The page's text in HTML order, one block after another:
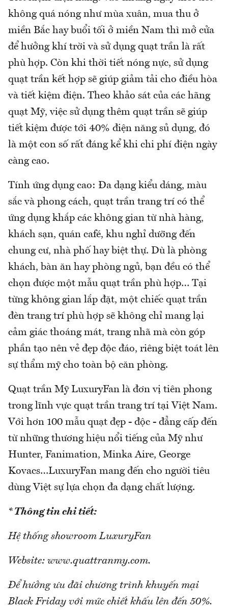
không quá nóng như mùa xuân, mua thu ở
miền Bắc hay buổi tối ở miền Nam thì mở cửa
để hưởng khí trời và sử dụng quạt trần là rất
phù hợp. Còn khi thời tiết nóng nực, sử dụng
quạt trần kết hợp sẽ giúp giảm tải cho điều hòa
và tiết kiệm điện. Theo khảo sát của các hãng
quạt Mỹ, việc sử dụng thêm quạt trần sẽ giúp
tiết kiệm được tới 40% điện năng sủ dụng, đó
là một con số rất đáng kể khi chi phí điện ngày
càng cao.
Tính ứng dụng cao: Đa dạng kiểu dáng, màu
sắc và phong cách, quạt trần trang trí có thể
ứng dụng khắp các không gian từ nhà hàng,
khách sạn, quán café, khu nghỉ dưỡng đến
chung cư, nhà phố hay biệt thự. Dù là phòng
khách, bàn ăn hay phòng ngủ, bạn đều có thể
chọn được một mẫu quạt trần phù hợp… Tại
từng không gian lắp đặt, một chiếc quạt trần
đèn trang trí phù hợp sẽ không chỉ mang lại
cảm giác thoáng mát, trang nhã mà còn góp
phần tạo nên vẻ đẹp độc đáo, riêng biệt toát lên
sự thẩm mỹ cho toàn bộ căn phòng.
Quạt trần Mỹ LuxuryFan là đơn vị tiên phong
trong lĩnh vực quạt trần trang trí tại Việt Nam.
Với hơn 100 mẫu quạt đẹp - độc - đẳng cấp đến
từ những thương hiệu nổi tiếng của Mỹ như
Hunter, Fanimation, Minka Aire, George
Kovacs…LuxuryFan mang đến cho người tiêu
dùng Việt sự lựa chọn đa dạng chất lượng.
* Thông tin chi tiết:
Hệ thống showroom LuxuryFan
Website: www.quattranmy.com.
Để hưởng ưu đãi chương trình khuyến mại
Black Friday với mức chiết khấu lên đến 50%.